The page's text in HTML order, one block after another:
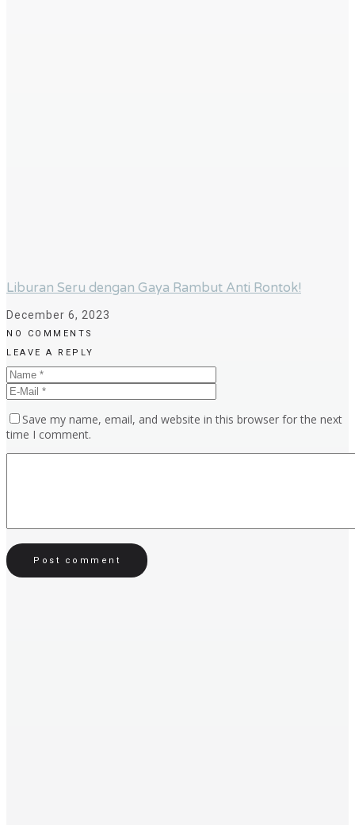
Liburan Seru dengan Gaya Rambut Anti Rontok!
December 6, 2023
NO COMMENTS
LEAVE A REPLY
Save my name, email, and website in this browser for the next
time I comment.